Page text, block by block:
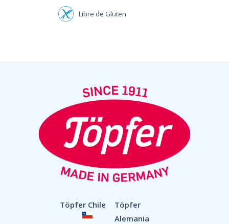
Libre de Gluten
Töpfer Chile
Töpfer
Alemania